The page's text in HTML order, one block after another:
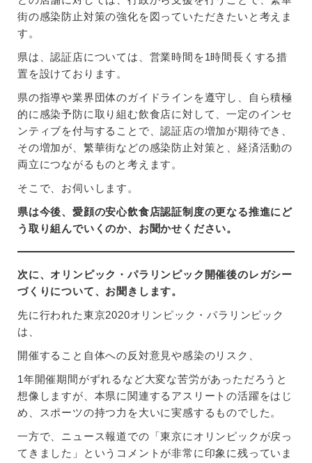
街の感染防止対策の強化を図っていただきたいと考えま
す。
県は、認証店については、営業時間を1時間長くする措
置を設けております。
県の指導や業界団体のガイドラインを遵守し、自ら積極
的に感染予防に取り組む飲食店に対して、一定のインセ
ンティブを付与することで、認証店の増加が期待でき、
その増加が、繁華街などの感染防止対策と、経済活動の
両立につながるものと考えます。
そこで、お伺いします。
県は今後、愛顔の安心飲食店認証制度の更なる推進にど
う取り組んでいくのか、お聞かせください。
次に、オリンピック・パラリンピック開催後のレガシー
づくりについて、お聞きします。
先に行われた東京2020オリンピック・パラリンピック
は、
開催すること自体への反対意見や感染のリスク、
1年開催期間がずれるなど大変な苦労があっただろうと
想像しますが、本県に関連するアスリートの活躍をはじ
め、スポーツの持つ力を大いに実感するものでした。
一方で、ニュース報道での「東京にオリンピックが戻っ
てきました」というコメントが非常に印象に残っていま